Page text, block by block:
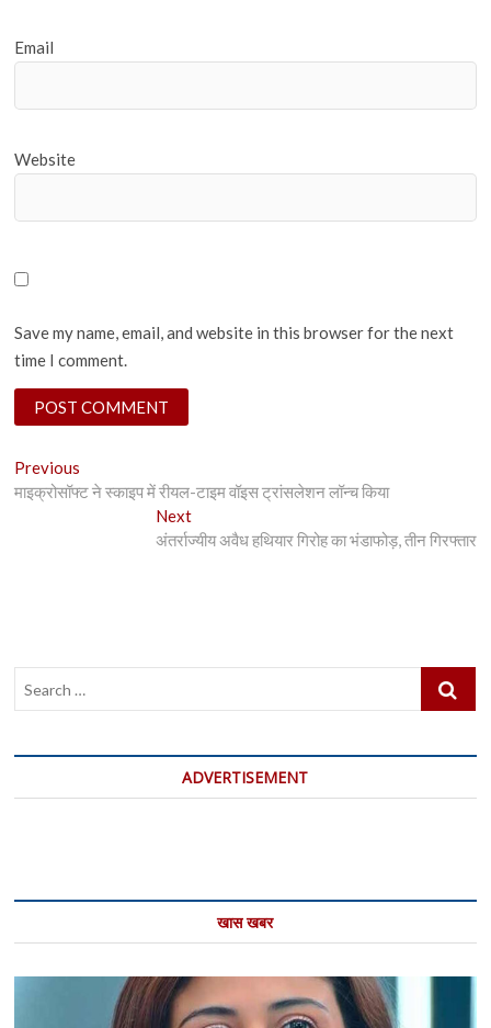
Email
Website
Save my name, email, and website in this browser for the next
time I comment.
Post
navigation
Previous
post:
माइक्रोसॉफ्ट ने स्काइप में रीयल-टाइम वॉइस ट्रांसलेशन लॉन्च किया
NextNext
post:
अंतर्राज्यीय अवैध हथियार गिरोह का भंडाफोड़, तीन गिरफ्तार
Search
ADVERTISEMENT
खास खबर